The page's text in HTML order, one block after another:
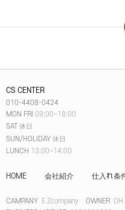
CS CENTER
010-4408-0424
MON FRI 09:00~18:00
SAT 休日
SUN/HOLIDAY 休日
LUNCH 13:00~14:00
HOME 会社紹介 仕入れ条
CAMPANY E.Zcompany OWNER OH